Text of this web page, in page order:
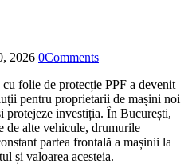
2026 0Comments
folie de protecție PPF a devenit
pentru proprietarii de mașini noi
protejeze investiția. În București,
de alte vehicule, drumurile
partea frontală a mașinii la
și valoarea acesteia.